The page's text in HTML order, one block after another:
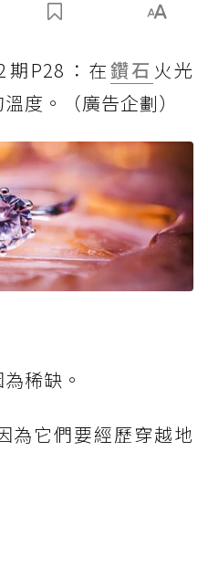
P28：在鑽石 火光
度。（廣告企劃）
稀缺。
為它們要經歷穿越地